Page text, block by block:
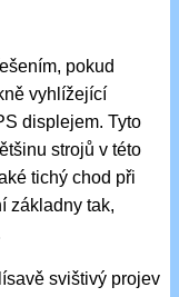
pokud
vyhlížející
displejem. Tyto
strojů v této
tichý chod při
základny tak,
svištivý projev